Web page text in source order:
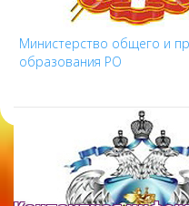
Министерство общего и
образования РО